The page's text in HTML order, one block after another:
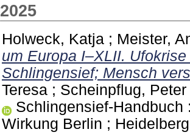
2025
Holweck, Katja ; Meister,
um Europa I–XLII.
Schlingensief; Mensch
Teresa ; Scheinpflug, Peter
Schlingensief-Handbuch
Wirkung Berlin ;